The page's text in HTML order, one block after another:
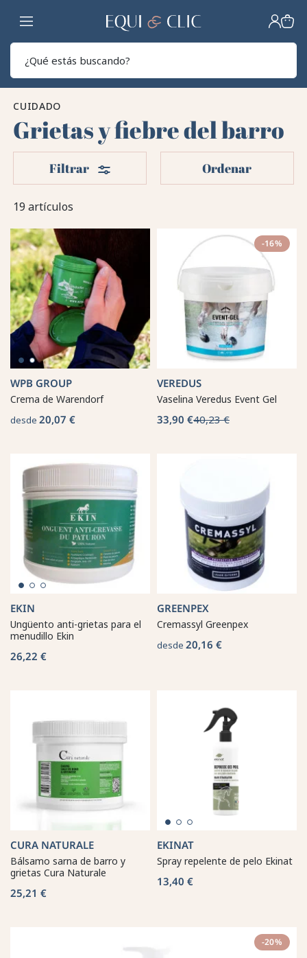
Hogar
CUIDADO
Grietas y fiebre del barro
19 artículos
Filtrar Filtros Ordenar
WPB GROUP
Crema de Warendorf
desde 20,07 €
-16%
VEREDUS
Vaselina Veredus Event Gel
33,90 €40,23 €
EKIN
Ungüento anti-grietas para el
menudillo Ekin
26,22 €
GREENPEX
Cremassyl Greenpex
desde 20,16 €
CURA NATURALE
Bálsamo sarna de barro y
grietas Cura Naturale
25,21 €
EKINAT
Spray repelente de pelo Ekinat
13,40 €
-20%